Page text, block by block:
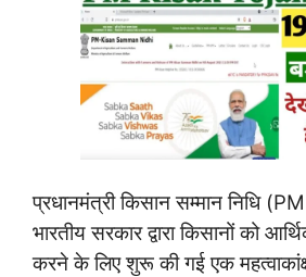
प्रधानमंत्री किसान सम्मान निधि
भारतीय सरकार द्वारा किसानों को
करने के लिए शुरू की गई एक